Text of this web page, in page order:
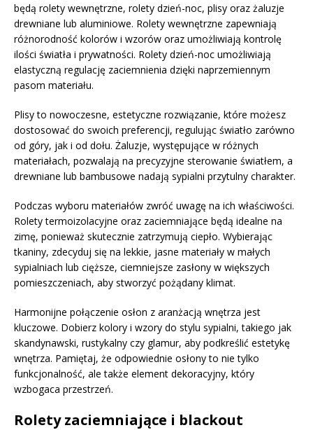
będą rolety wewnętrzne, rolety dzień-noc, plisy oraz żaluzje
drewniane lub aluminiowe. Rolety wewnętrzne zapewniają
różnorodność kolorów i wzorów oraz umożliwiają kontrolę
ilości światła i prywatności. Rolety dzień-noc umożliwiają
elastyczną regulację zaciemnienia dzięki naprzemiennym
pasom materiału.
Plisy to nowoczesne, estetyczne rozwiązanie, które możesz
dostosować do swoich preferencji, regulując światło zarówno
od góry, jak i od dołu. Żaluzje, występujące w różnych
materiałach, pozwalają na precyzyjne sterowanie światłem, a
drewniane lub bambusowe nadają sypialni przytulny charakter.
Podczas wyboru materiałów zwróć uwagę na ich właściwości.
Rolety termoizolacyjne oraz zaciemniające będą idealne na
zimę, ponieważ skutecznie zatrzymują ciepło. Wybierając
tkaniny, zdecyduj się na lekkie, jasne materiały w małych
sypialniach lub cięższe, ciemniejsze zasłony w większych
pomieszczeniach, aby stworzyć pożądany klimat.
Harmonijne połączenie osłon z aranżacją wnętrza jest
kluczowe. Dobierz kolory i wzory do stylu sypialni, takiego jak
skandynawski, rustykalny czy glamur, aby podkreślić estetykę
wnętrza. Pamiętaj, że odpowiednie osłony to nie tylko
funkcjonalność, ale także element dekoracyjny, który
wzbogaca przestrzeń.
Rolety zaciemniające i blackout